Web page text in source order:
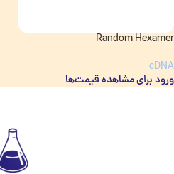
Random Hexamer
cDNA
ورود برای مشاهده قیمت‌ها